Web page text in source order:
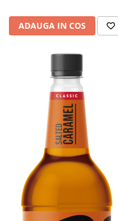
Stabilizatoare tensiune
Piese schimb espressoare
Accesorii si intretinere
Portafiltre
ADAUGA IN COS